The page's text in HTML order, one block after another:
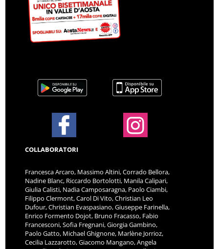
COLLABORATORI
Francesca Arcaro, Massimo Altini, Corrado Bellora,
Nadine Blanc, Riccardo Bortolotti, Manila Calipari,
Giulia Calisti, Nadia Camposaragna, Paolo Ciambi,
Filippo Clermont, Carol Di Vito, Christian Leo
Dufour, Christian Evaspasiano, Giuseppe Farinella,
Enrico Formento Dojot, Bruno Fracasso, Fabio
Francesconi, Sofia Fregnani, Giorgia Gambino,
Paolo Gatto, Michael Ghignone, Marlène Jorrioz,
Cecilia Lazzarotto, Giacomo Mangano, Angela